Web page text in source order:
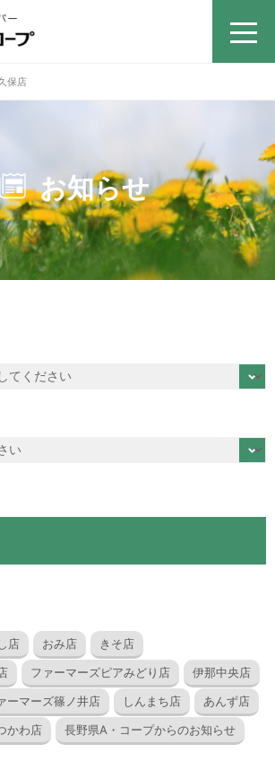
保店
お知らせ
店 おみ店
きそ店
ファーマーズピアみどり店
伊那中央店
ーマーズ篠ノ井店 しんまち店
あんず店
かわ店 長野県A・コープからのお知らせ